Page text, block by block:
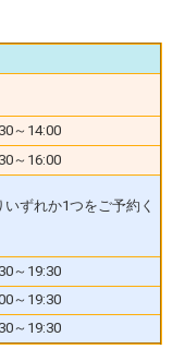
～14:00
～16:00
ずれか1つをご予約く
～19:30
～19:30
～19:30